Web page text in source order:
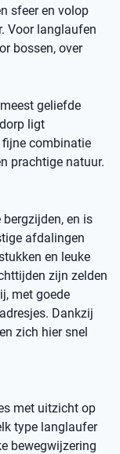
sfeer en volop
Voor langlaufen
bossen, over
geliefde
ligt
fijne combinatie
prachtige natuur.
en is
afdalingen
en leuke
zijn zelden
met goede
Dankzij
zich hier snel
met uitzicht op
type langlaufer
bewegwijzering